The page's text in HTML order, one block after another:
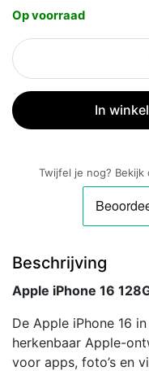
Op voorraad
Apple
iPhone
128GB
Black
In
Twijfel je nog?
Beschrijving
Apple iPhone 16
De Apple iPhone 16
herkenbaar Apple-
voor apps, foto’s en